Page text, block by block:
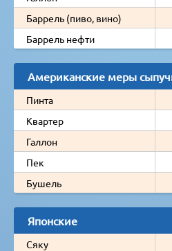
Баррель (пиво, вино)
Баррель нефти
Американские меры
Пинта
Квартер
Галлон
Пек
Бушель
Японские
Сяку